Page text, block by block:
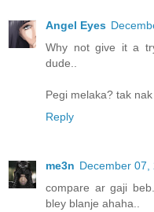
Angel Eyes
Why not give it a
dude..
Pegi melaka? tak
Reply
me3n December 07,
compare ar gaji
bley blanje ahaha..